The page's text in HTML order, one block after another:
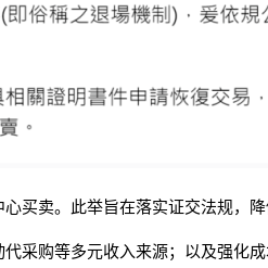
买卖。此举旨在落实证交法规，降
购等多元收入来源；以及强化